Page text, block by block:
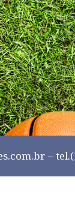
–